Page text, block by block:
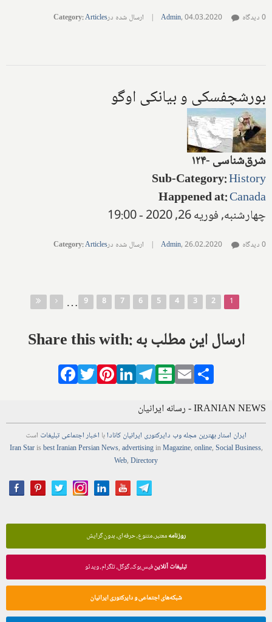
Admin,04.03.2020
| ارسال شده در Category:Articles 0 دیدگاه
‌‌بورشچفسکی‌ و بیانکی‌ اوگو
شرق‌شناسی-۱۲۴
Sub-Category:History
Happened at:Canada
چهارشنبه, فوریه 26, 2020 - 19:00
Admin,26.02.2020
| ارسال شده در Category:Articles 0 دیدگاه
صفحه‌ها
1
2
3
4
5
6
7
8
9
…
Share this with: ارسال این مطلب به
Facebook
TwitterPinterestLinkedIn
Telegram
Balatarin
Email
IRANIAN NEWS - رسانه ایرانیان
ایران استاربهترین مجلهوب دایرکتوری ایرانیان کانادابا اخباراجتماعیتبلیغات است
Iran Starisbest Iranian PersianNews,advertisinginMagazine,online,Social Business,
Web,Directory
روزنامهمعتبر، متنوع، حرفه‌ای، بدون گرایش
تبلیغات آنلاینفیس‌بوک، گوگل، تلگرام، ویدئو
شبکه‌های اجتماعی و دایرکتوری ایرانیان